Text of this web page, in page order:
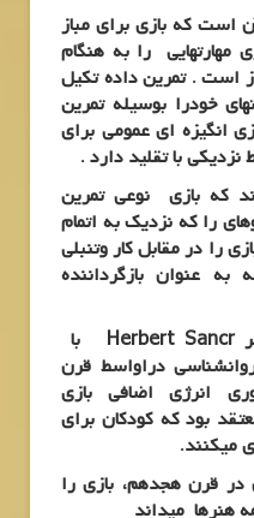
است که بازی برای مباز
مهارتهایی را به هنگام
است . تمرین داده تکیل
خودرا بوسیله تمرین
انگیزه ای عمومی برای
با تقلید دارد .
که بازی نوعی تمرین
را که نزدیک به اتمام
را در مقابل کار وتنبلی
به عنوان بازگرداننده
لوف اگلیسی هربرت اسپنسر Herbert Sancr با
دراواسط قرن
انرژی اضافی بازی
بود که کودکان برای
میکنند.
در قرن هجدهم، بازی را
هنرها میداند